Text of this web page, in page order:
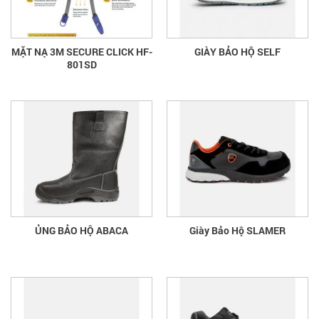
MẶT NẠ 3M SECURE CLICK HF-
801SD
GIÀY BẢO HỘ SELF
ỦNG BẢO HỘ ABACA Giày Bảo Hộ SLAMER